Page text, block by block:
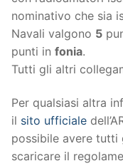
nominativo che sia
Navali valgono 5
punti in fonia.
Tutti gli altri
Per qualsiasi altra
il sito ufficiale
possibile avere tutti
scaricare il